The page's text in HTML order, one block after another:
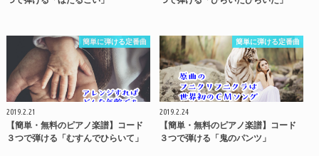
簡単に弾ける定番曲
2019.2.21
【簡単・無料のピアノ楽譜】コード
３つで弾ける「むすんでひらいて」
簡単に弾ける定番曲
2019.2.24
【簡単・無料のピアノ楽譜】コード
３つで弾ける「鬼のパンツ」